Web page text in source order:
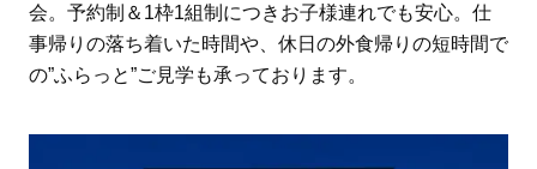
会。予約制＆1枠1組制につきお子様連れでも安心。仕
事帰りの落ち着いた時間や、休日の外食帰りの短時間で
の”ふらっと”ご見学も承っております。